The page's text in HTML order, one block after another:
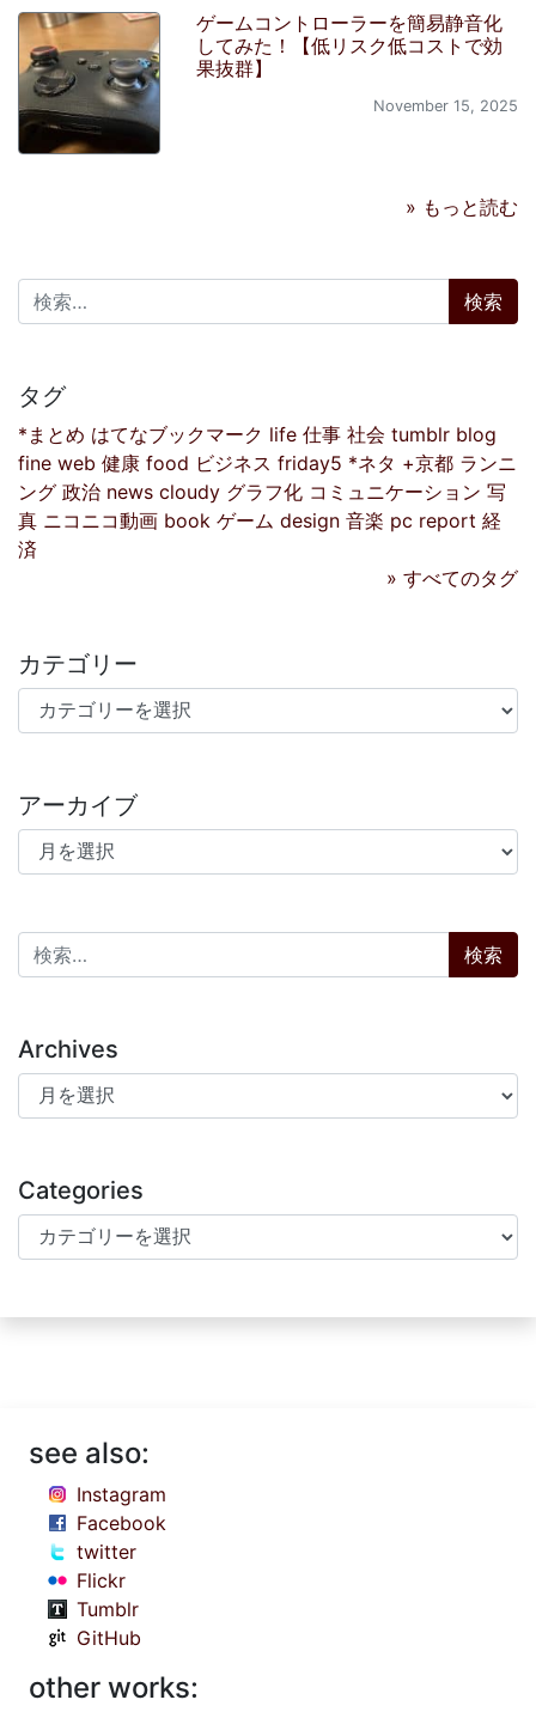
ゲームコントローラーを簡易静音化
してみた！【低リスク低コストで効
果抜群】
November 15, 2025
» もっと読む
検索:
タグ
*まとめ はてなブックマーク life 仕事 社会 tumblr blog
fine web 健康 food ビジネス friday5 *ネタ +京都 ランニ
ング 政治 news cloudy グラフ化 コミュニケーション 写
真 ニコニコ動画 book ゲーム design 音楽 pc report 経
済
» すべてのタグ
カテゴリー
カテゴリー
アーカイブ
アーカイブ
検索:
Archives
Archives
Categories
Categories
see also:
Instagram
Facebook
twitter
Flickr
Tumblr
GitHub
other works: